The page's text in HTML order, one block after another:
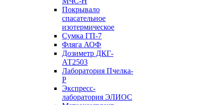
Покрывало
спасательное
изотермическое
Сумка ГП-7
Фляга АОФ
Дозиметр ДКГ-
АТ2503
Лаборатория Пчелка-
Р
Экспресс-
лаборатория ЭЛИОС